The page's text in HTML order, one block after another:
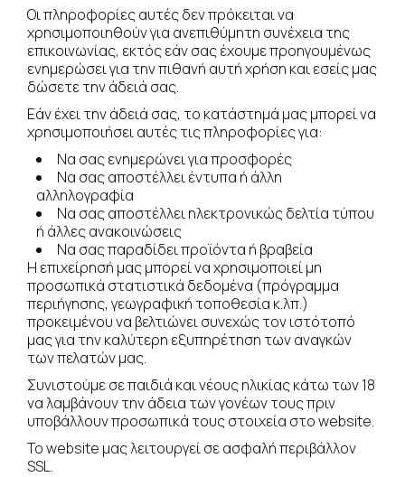
Οι πληροφορίες αυτές δεν πρόκειται να
χρησιμοποιηθούν για ανεπιθύμητη συνέχεια της
επικοινωνίας, εκτός εάν σας έχουμε προηγουμένως
ενημερώσει για την πιθανή αυτή χρήση και εσείς μας
δώσετε την άδειά σας.
Εάν έχει την άδειά σας, το κατάστημά μας μπορεί να
χρησιμοποιήσει αυτές τις πληροφορίες για:
Να σας ενημερώνει για προσφορές
Να σας αποστέλλει έντυπα ή άλλη
αλληλογραφία
Να σας αποστέλλει ηλεκτρονικώς δελτία τύπου
ή άλλες ανακοινώσεις
Να σας παραδίδει προϊόντα ή βραβεία
Η επιχείρησή μας μπορεί να χρησιμοποιεί μη
προσωπικά στατιστικά δεδομένα (πρόγραμμα
περιήγησης, γεωγραφική τοποθεσία κ.λπ.)
προκειμένου να βελτιώνει συνεχώς τον ιστότοπό
μας για την καλύτερη εξυπηρέτηση των αναγκών
των πελατών μας.
Συνιστούμε σε παιδιά και νέους ηλικίας κάτω των 18
να λαμβάνουν την άδεια των γονέων τους πριν
υποβάλλουν προσωπικά τους στοιχεία στο website.
Το website μας λειτουργεί σε ασφαλή περιβάλλον
SSL.